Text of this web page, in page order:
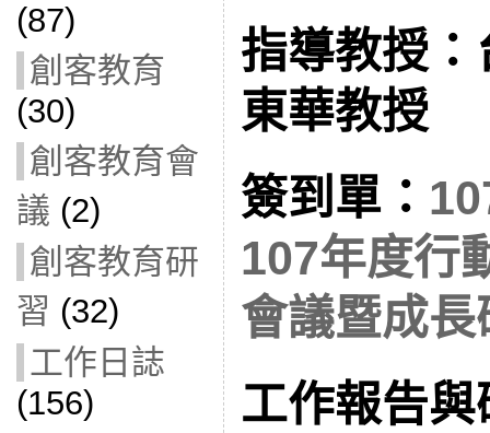
(87)
創客教育
(30)
創客教育會
議 (2)
創客教育研
習 (32)
工作日誌
(156)
指導教授
東華教授
簽到單：
107年度行
會議暨成
工作報告與